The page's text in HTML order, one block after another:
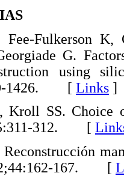
Fee-Fulkerson
G.
using
1426. [ Links ]
Kroll SS. Choice
312. [
167. [